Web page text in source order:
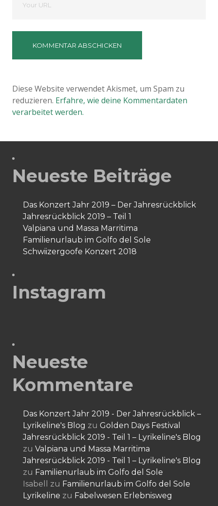
Website
Diese Website verwendet Akismet, um Spam zu
reduzieren. Erfahre, wie deine Kommentardaten
verarbeitet werden.
Neueste Beiträge
Das Konzert Jahr 2019 – Der Jahresrückblick
Jahresrückblick 2019 – Teil 1
Valpiana und Massa Marritima
Familienurlaub im Golfo del Sole
Schwiizergoofe Konzert 2018
Instagram
Neueste
Kommentare
Das Konzert Jahr 2019 - Der Jahresrückblick –
Lyrikeline's Blog zu Golden Days Festival
Jahresrückblick 2019 - Teil 1 – Lyrikeline's Blog
zu Valpiana und Massa Marritima
Jahresrückblick 2019 - Teil 1 – Lyrikeline's Blog
zu Familienurlaub im Golfo del Sole
Isabell
zu Familienurlaub im Golfo del Sole
Lyrikeline zu Fabelwesen Erlebnisweg